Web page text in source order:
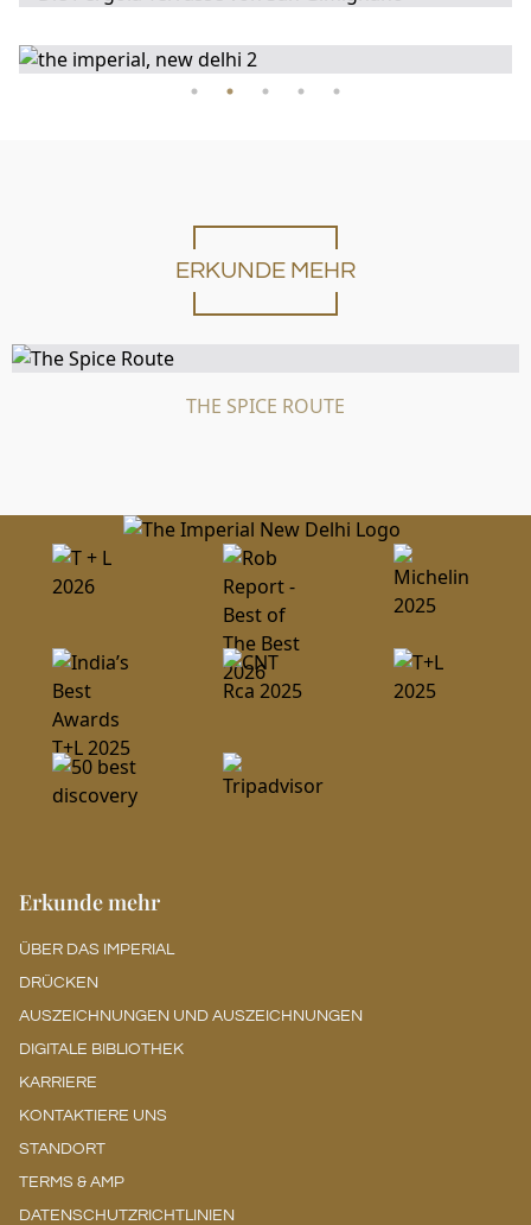
ERKUNDE MEHR
THE SPICE ROUTE
Erkunde mehr
ÜBER DAS IMPERIAL
DRÜCKEN
AUSZEICHNUNGEN UND AUSZEICHNUNGEN
DIGITALE BIBLIOTHEK
KARRIERE
KONTAKTIERE UNS
STANDORT
TERMS & AMP
DATENSCHUTZRICHTLINIEN